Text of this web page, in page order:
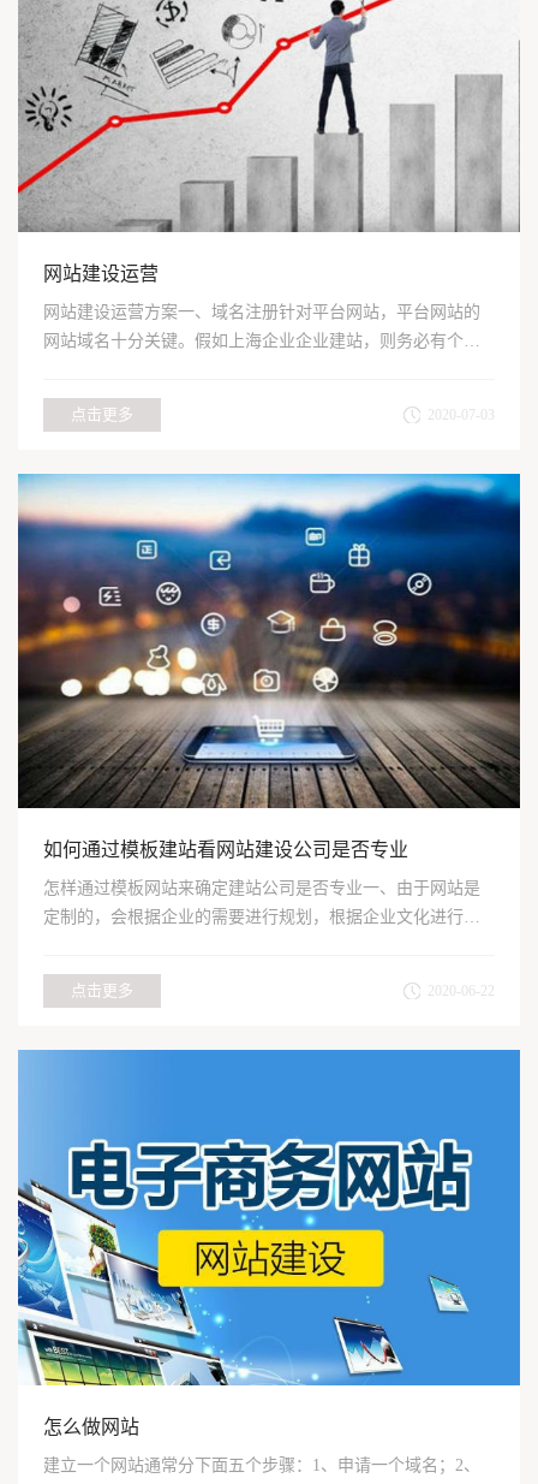
网站建设运营
网站建设运营方案一、域名注册针对平台网站，平台网站的
网站域名十分关键。假如上海企业企业建站，则务必有个具
点击更多 2020-07-03
如何通过模板建站看网站建设公司是否专业
怎样通过模板网站来确定建站公司是否专业一、由于网站是
定制的，会根据企业的需要进行规划，根据企业文化进行设
点击更多 2020-06-22
怎么做网站
建立一个网站通常分下面五个步骤：1、申请一个域名；2、